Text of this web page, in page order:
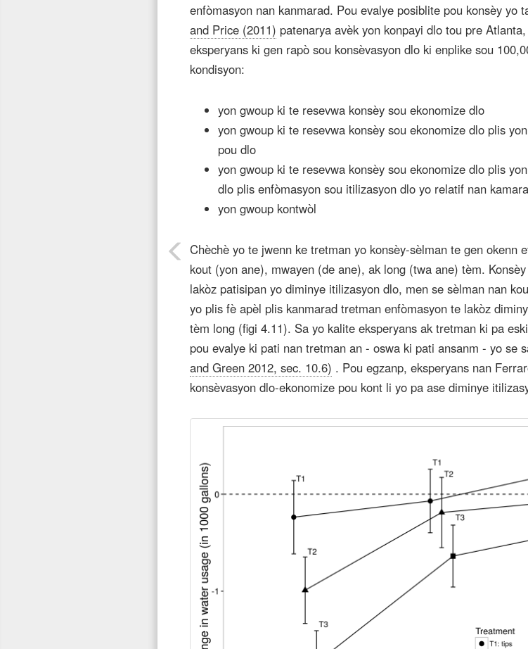
enfòmasyon nan kanmarad. Pou evalye posiblite pou konsèy yo
and Price (2011) patenarya avèk yon konpayi dlo tou pre
eksperyans ki gen rapò sou konsèvasyon dlo ki enplike sou
kondisyon:
yon gwoup ki te resevwa konsèy sou ekonomize dlo
yon gwoup ki te resevwa konsèy sou ekonomize dlo plis
pou dlo
yon gwoup ki te resevwa konsèy sou ekonomize dlo plis
dlo plis enfòmasyon sou itilizasyon dlo yo relatif nan
yon gwoup kontwòl
Chèchè yo te jwenn ke tretman yo konsèy-sèlman te gen okenn
kout (yon ane), mwayen (de ane), ak long (twa ane) tèm.
lakòz patisipan yo diminye itilizasyon dlo, men se sèlman nan
yo plis fè apèl plis kanmarad tretman enfòmasyon te lakòz
tèm long (figi 4.11). Sa yo kalite eksperyans ak tretman ki pa
pou evalye ki pati nan tretman an - oswa ki pati ansanm - yo se
and Green 2012, sec. 10.6) . Pou egzanp, eksperyans nan
konsèvasyon dlo-ekonomize pou kont li yo pa ase diminye